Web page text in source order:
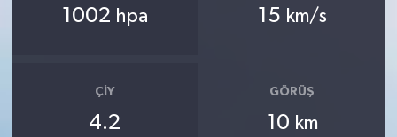
1002 hpa 15 km/s
ÇIY
4.2
GÖRÜŞ
10 km